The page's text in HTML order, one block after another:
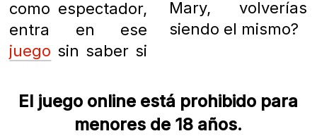
como espectador,
entra en ese
juego sin saber si
Mary, volverías
siendo el mismo?
El juego online está prohibido para
menores de 18 años.